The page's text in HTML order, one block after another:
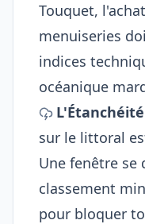
Touquet,
menuiseries
indices
océanique
sur le littoral
Une fenêtre se
classement
pour bloquer